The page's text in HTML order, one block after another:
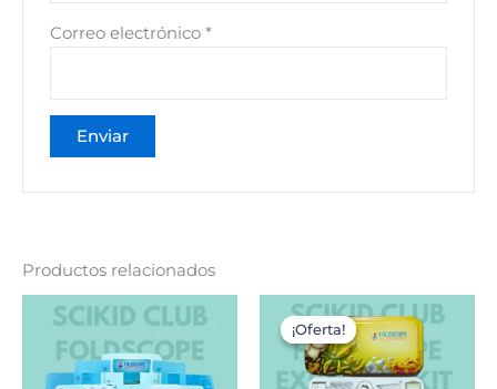
Correo electrónico*
Productos relacionados
¡Oferta!
¡Oferta!
El
precio
original
era:
$1,500.00.
El
precio
actual
es:
$1,300.00.